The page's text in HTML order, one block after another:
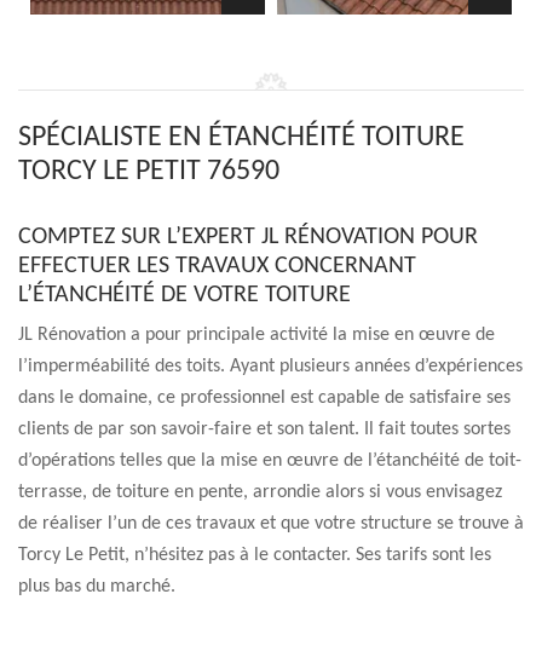
SPÉCIALISTE EN ÉTANCHÉITÉ TOITURE
TORCY LE PETIT 76590
COMPTEZ SUR L’EXPERT JL RÉNOVATION POUR
EFFECTUER LES TRAVAUX CONCERNANT
L’ÉTANCHÉITÉ DE VOTRE TOITURE
JL Rénovation a pour principale activité la mise en œuvre de
l’imperméabilité des toits. Ayant plusieurs années d’expériences
dans le domaine, ce professionnel est capable de satisfaire ses
clients de par son savoir-faire et son talent. Il fait toutes sortes
d’opérations telles que la mise en œuvre de l’étanchéité de toit-
terrasse, de toiture en pente, arrondie alors si vous envisagez
de réaliser l’un de ces travaux et que votre structure se trouve à
Torcy Le Petit, n’hésitez pas à le contacter. Ses tarifs sont les
plus bas du marché.